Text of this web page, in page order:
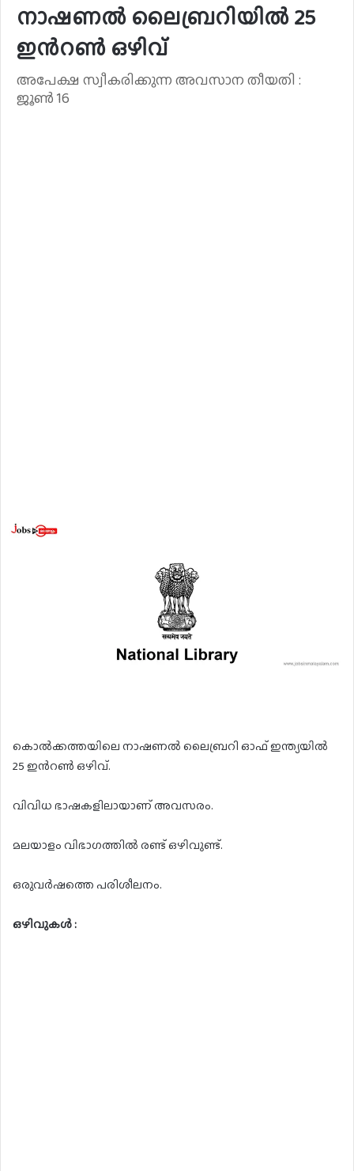
നാഷണൽ ലൈബ്രറിയിൽ 25
ഇൻറൺ ഒഴിവ്
അപേക്ഷ സ്വീകരിക്കുന്ന അവസാന തീയതി :
ജൂൺ 16
കൊൽക്കത്തയിലെ നാഷണൽ ലൈബ്രറി ഓഫ് ഇന്ത്യയിൽ
25 ഇൻറൺ ഒഴിവ്.
വിവിധ ഭാഷകളിലായാണ് അവസരം.
മലയാളം വിഭാഗത്തിൽ രണ്ട് ഒഴിവുണ്ട്.
ഒരുവർഷത്തെ പരിശീലനം.
ഒഴിവുകൾ :